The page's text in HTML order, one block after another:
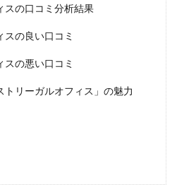
スの口コミ分析結果
スの良い口コミ
スの悪い口コミ
トリーガルオフィス」の魅力